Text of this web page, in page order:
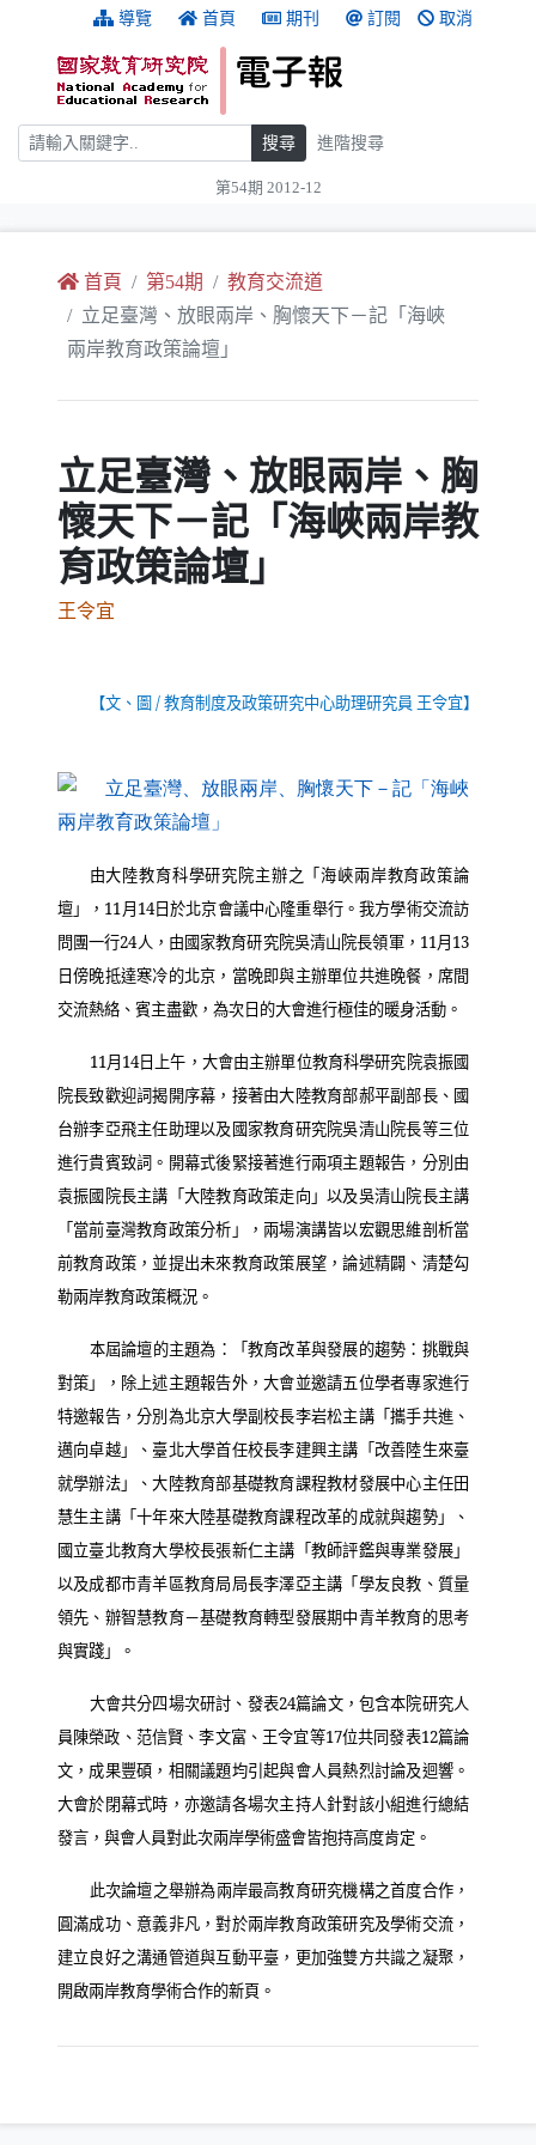
跳到主要內容 導覽 首頁 期刊 訂閱 取消
搜尋 搜尋 進階搜尋
第54期 2012-12
首頁 第54期
教育交流道
立足臺灣、放眼兩岸、胸懷天下－記「海峽
兩岸教育政策論壇」
立足臺灣、放眼兩岸、胸
懷天下－記「海峽兩岸教
育政策論壇」
王令宜
【文、圖/教育制度及政策研究中心助理研究員 王令宜】
由大陸教育科學研究院主辦之「海峽兩岸教育政策論
壇」， 11月14日於北京會議中心隆重舉行。我方學術交流訪
問團一行24人，由國家教育研究院吳清山院長領軍， 11月13
日傍晚抵達寒冷的北京，當晚即與主辦單位共進晚餐，席間
交流熱絡、賓主盡歡，為次日的大會進行極佳的暖身活動。
11月14日上午，大會由主辦單位教育科學研究院袁振國
院長致歡迎詞揭開序幕，接著由大陸教育部郝平副部長、國
台辦李亞飛主任助理以及國家教育研究院吳清山院長等三位
進行貴賓致詞。開幕式後緊接著進行兩項主題報告，分別由
袁振國院長主講「大陸教育政策走向」以及吳清山院長主講
「當前臺灣教育政策分析」，兩場演講皆以宏觀思維剖析當
前教育政策，並提出未來教育政策展望，論述精闢、清楚勾
勒兩岸教育政策概況。
本屆論壇的主題為：「教育改革與發展的趨勢：挑戰與
對策」，除上述主題報告外，大會並邀請五位學者專家進行
特邀報告，分別為北京大學副校長李岩松主講「攜手共進、
邁向卓越」、臺北大學首任校長李建興主講「改善陸生來臺
就學辦法」、大陸教育部基礎教育課程教材發展中心主任田
慧生主講「十年來大陸基礎教育課程改革的成就與趨勢」、
國立臺北教育大學校長張新仁主講「教師評鑑與專業發展」
以及成都市青羊區教育局局長李澤亞主講「學友良教、質量
領先、辦智慧教育－基礎教育轉型發展期中青羊教育的思考
與實踐」。
大會共分四場次研討、發表24篇論文，包含本院研究人
員陳榮政、范信賢、李文富、王令宜等17位共同發表12篇論
文，成果豐碩，相關議題均引起與會人員熱烈討論及迴響。
大會於閉幕式時，亦邀請各場次主持人針對該小組進行總結
發言，與會人員對此次兩岸學術盛會皆抱持高度肯定。
此次論壇之舉辦為兩岸最高教育研究機構之首度合作，
圓滿成功、意義非凡，對於兩岸教育政策研究及學術交流，
建立良好之溝通管道與互動平臺，更加強雙方共識之凝聚，
開啟兩岸教育學術合作的新頁。